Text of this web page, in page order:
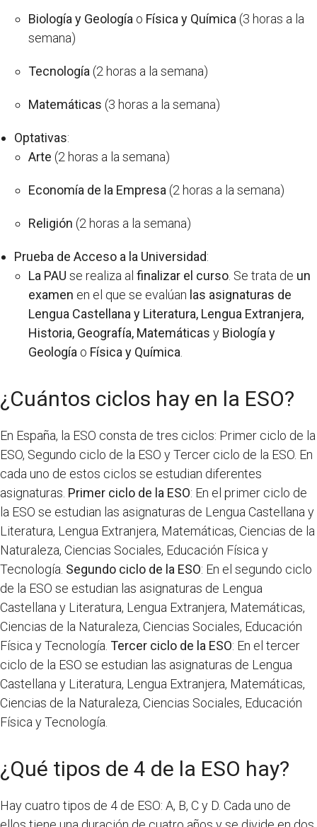
Biología y Geología o Física y Química (3 horas a la
semana)
Tecnología (2 horas a la semana)
Matemáticas (3 horas a la semana)
Optativas:
Arte (2 horas a la semana)
Economía de la Empresa (2 horas a la semana)
Religión (2 horas a la semana)
Prueba de Acceso a la Universidad:
La PAU se realiza al finalizar el curso . Se trata de un
examen en el que se evalúan las asignaturas de
Lengua Castellana y Literatura, Lengua Extranjera,
Historia, Geografía, Matemáticas y Biología y
Geología o Física y Química
¿Cuántos ciclos hay en la ESO?
En España, la ESO consta de tres ciclos: Primer ciclo de la
ESO, Segundo ciclo de la ESO y Tercer ciclo de la ESO. En
cada uno de estos ciclos se estudian diferentes
asignaturas. Primer ciclo de la ESO: En el primer ciclo de
la ESO se estudian las asignaturas de Lengua Castellana y
Literatura, Lengua Extranjera, Matemáticas, Ciencias de la
Naturaleza, Ciencias Sociales, Educación Física y
Tecnología. Segundo ciclo de la ESO: En el segundo ciclo
de la ESO se estudian las asignaturas de Lengua
Castellana y Literatura, Lengua Extranjera, Matemáticas,
Ciencias de la Naturaleza, Ciencias Sociales, Educación
Física y Tecnología. Tercer ciclo de la ESO: En el tercer
ciclo de la ESO se estudian las asignaturas de Lengua
Castellana y Literatura, Lengua Extranjera, Matemáticas,
Ciencias de la Naturaleza, Ciencias Sociales, Educación
Física y Tecnología.
¿Qué tipos de 4 de la ESO hay?
Hay cuatro tipos de 4 de ESO: A, B, C y D. Cada uno de